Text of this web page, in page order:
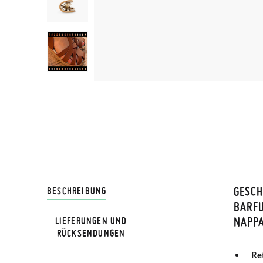
BESCHREIBUNG
LIEFERUNGEN UND
RÜCKSENDUNGEN
Bei